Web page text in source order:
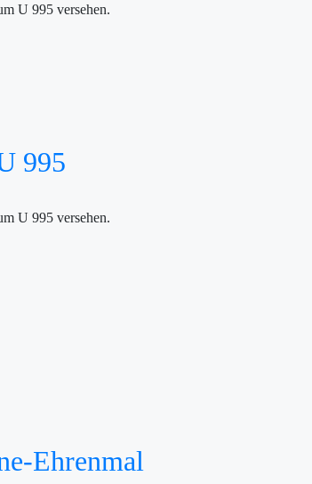
U 995 versehen.
995
U 995 versehen.
Ehrenmal